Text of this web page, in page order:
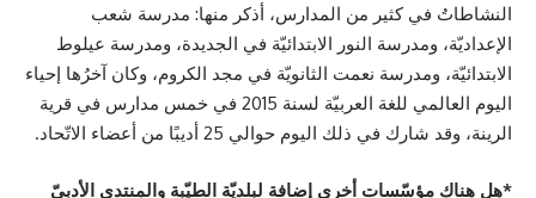
النشاطاتُ في كثير من المدارس، أذكر منها: مدرسة شعب
الإعداديّة، ومدرسة النور الابتدائيّة في الجديدة، ومدرسة عيلوط
الابتدائيّة، ومدرسة نعمت الثانويّة في مجد الكروم، وكان آخرُها إحياء
اليوم العالمي للغة العربيّة لسنة 2015 في خمس مدارس في قرية
الرينة، وقد شارك في ذلك اليوم حوالي 25 أديبًا من أعضاء الاتّحاد.
*هل هناك مؤسّسات أخرى إضافة لبلديّة الطيّبة والمنتدى الأدبيّ